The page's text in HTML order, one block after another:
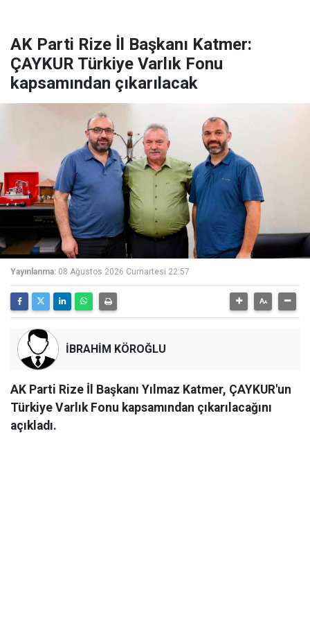
AK Parti Rize İl Başkanı Katmer:
ÇAYKUR Türkiye Varlık Fonu
kapsamından çıkarılacak
Yayınlanma: 08 Ağustos 2026 Cumartesi 22:57
İBRAHİM KÖROĞLU
AK Parti Rize İl Başkanı Yılmaz Katmer, ÇAYKUR'un
Türkiye Varlık Fonu kapsamından çıkarılacağını
açıkladı.